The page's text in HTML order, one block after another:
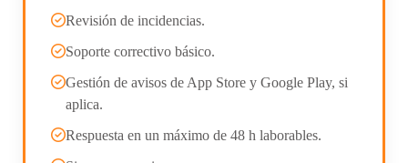
Revisión de incidencias.
Soporte correctivo básico.
Gestión de avisos de App Store y Google Play, si
aplica.
Respuesta en un máximo de 48 h laborables.